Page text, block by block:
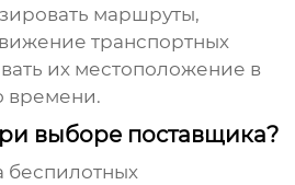
маршруты,
транспортных
их местоположение в
времени.
выборе поставщика?
беспилотных